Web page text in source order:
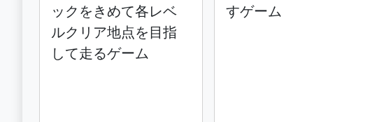
ックをきめて各レベ
ルクリア地点を目指
して走るゲーム
すゲーム